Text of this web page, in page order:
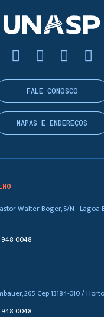
Walter Boger, S/N - Lagoa
0048
265 Cep 13184-010 /
0048
FALE CONOSCO
MAPAS E ENDEREÇOS